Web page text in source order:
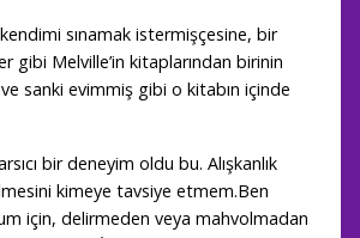
sınamak istermişçesine, bir
gibi Melville’in kitaplarından birinin
sanki evimmiş gibi o kitabın içinde
bir deneyim oldu bu. Alışkanlık
kimeye tavsiye etmem.Ben
için, delirmeden veya mahvolmadan